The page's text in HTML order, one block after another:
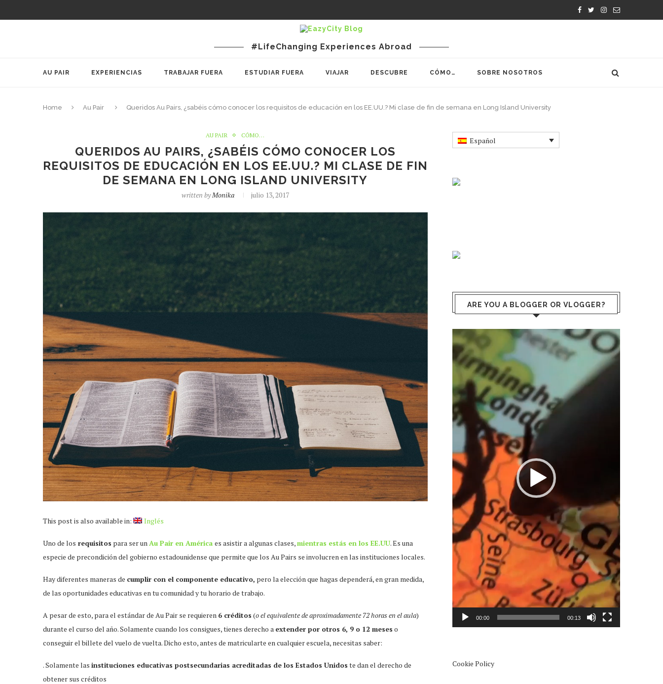
#LifeChanging Experiences Abroad
AU PAIR EXPERIENCIAS TRABAJAR FUERA ESTUDIAR FUERA VIAJAR DESCUBRE CÓMO… SOBRE NOSOTROS
Home Au Pair Queridos Au Pairs, ¿sabéis cómo conocer los requisitos de educación en los EE.UU.? Mi clase de fin de semana en Long Island University
AU PAIR CÓMO…
QUERIDOS AU PAIRS, ¿SABÉIS CÓMO CONOCER LOS
REQUISITOS DE EDUCACIÓN EN LOS EE.UU.? MI CLASE DE FIN
DE SEMANA EN LONG ISLAND UNIVERSITY
written byMonika julio 13, 2017
This post is also available in: Inglés
Uno de los requisitos para ser unAu Pair en América es asistir a algunas clases,mientras estás en los EE.UU. Es una
especie de precondición del gobierno estadounidense que permite que los Au Pairs se involucren en las instituciones locales.
Hay diferentes maneras de cumplir con el componente educativo, pero la elección que hagas dependerá, en gran medida,
de las oportunidades educativas en tu comunidad y tu horario de trabajo.
A pesar de esto, para el estándar de Au Pair se requieren 6 créditos (o el equivalente de aproximadamente 72 horas en el aula)
durante el curso del año. Solamente cuando los consigues, tienes derecho a extender por otros 6, 9 o 12 meses o
conseguir el billete del vuelo de vuelta. Dicho esto, antes de matricularte en cualquier escuela, necesitas saber:
. Solamente las instituciones educativas postsecundarias acreditadas de los Estados Unidos te dan el derecho de
obtener sus créditos
Español
ARE YOU A BLOGGER OR VLOGGER?
Reproductor
de
vídeo
00:00 00:13
Cookie Policy